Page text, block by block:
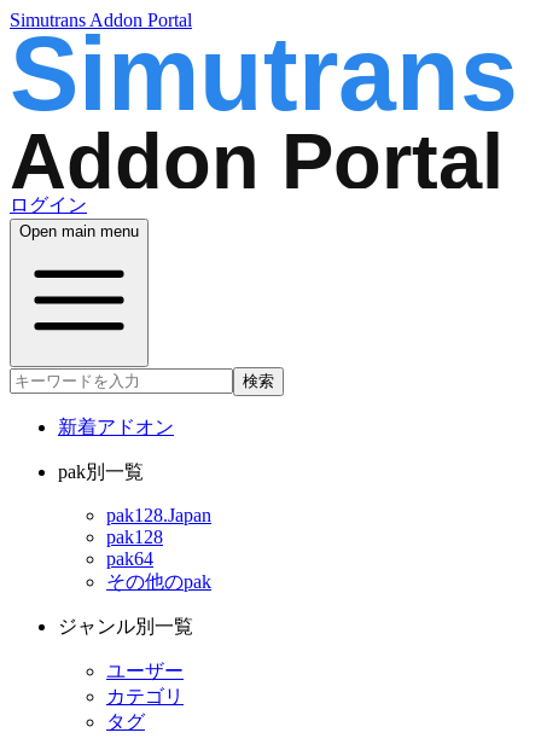
Simutrans Addon Portal
ログイン
Open main menu
検索
新着アドオン
pak別一覧
pak128.Japan
pak128
pak64
その他のpak
ジャンル別一覧
ユーザー
カテゴリ
タグ